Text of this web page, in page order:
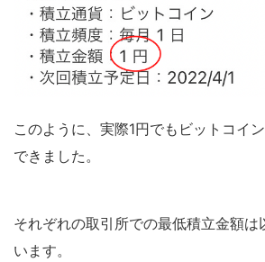
このように、実際1円でもビットコイ
できました。
それぞれの取引所での最低積立金額は
います。